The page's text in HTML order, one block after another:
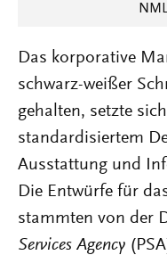
Das korporative
schwarz-weißer
gehalten, setzte
standardisiertem
Ausstattung und
Die Entwürfe für
stammten von der
Services Agency